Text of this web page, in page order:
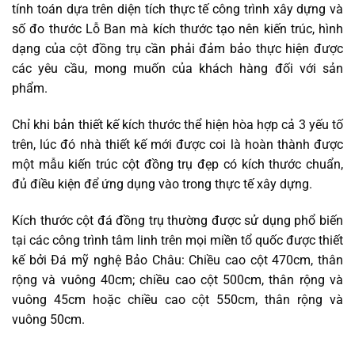
tính toán dựa trên diện tích thực tế công trình xây dựng và
số đo thước Lỗ Ban mà kích thước tạo nên kiến trúc, hình
dạng của cột đồng trụ cần phải đảm bảo thực hiện được
các yêu cầu, mong muốn của khách hàng đối với sản
phẩm.
Chỉ khi bản thiết kế kích thước thể hiện hòa hợp cả 3 yếu tố
trên, lúc đó nhà thiết kế mới được coi là hoàn thành được
một mẫu kiến trúc cột đồng trụ đẹp có kích thước chuẩn,
đủ điều kiện để ứng dụng vào trong thực tế xây dựng.
Kích thước cột đá đồng trụ thường được sử dụng phổ biến
tại các công trình tâm linh trên mọi miền tổ quốc được thiết
kế bởi Đá mỹ nghệ Bảo Châu: Chiều cao cột 470cm, thân
rộng và vuông 40cm; chiều cao cột 500cm, thân rộng và
vuông 45cm hoặc chiều cao cột 550cm, thân rộng và
vuông 50cm.